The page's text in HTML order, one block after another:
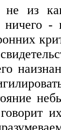
из
-